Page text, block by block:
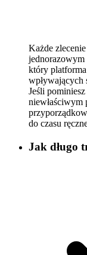
Każde
jednorazowym
który
wpływających
Jeśli
niewłaściwym
do czasu
Jak długo